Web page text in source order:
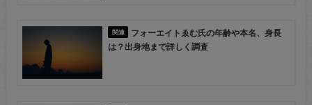
フォーエイトゑむ氏の年齢や本名、身長
は？出身地まで詳しく調査